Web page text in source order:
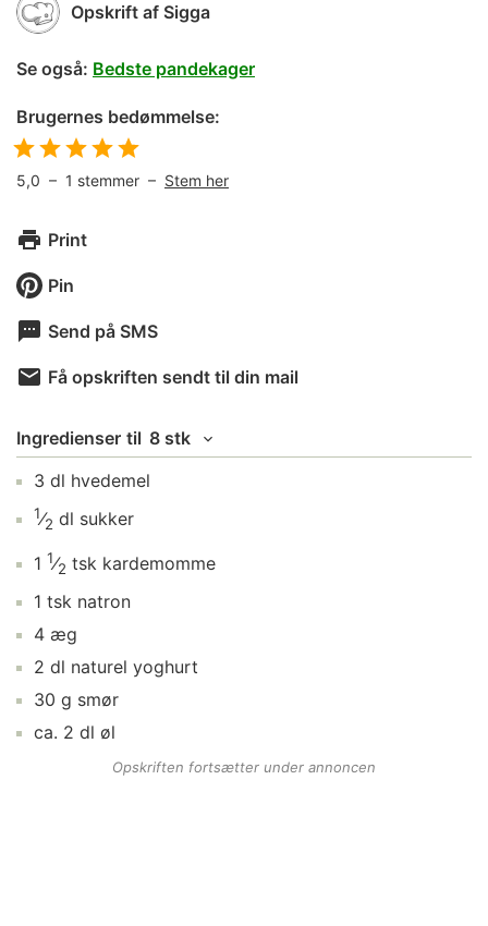
Opskrift af Sigga
Se også: Bedste pandekager
Brugernes bedømmelse:
5,0 – 1 stemmer – Stem her
Print
Pin
Send på SMS
Få opskriften sendt til din mail
Ingredienser til 8 stk
3 dl hvedemel
1⁄2 dl sukker
1 1⁄2 tsk kardemomme
1 tsk natron
4 æg
2 dl naturel yoghurt
30 g smør
ca. 2 dl øl
Opskriften fortsætter under annoncen